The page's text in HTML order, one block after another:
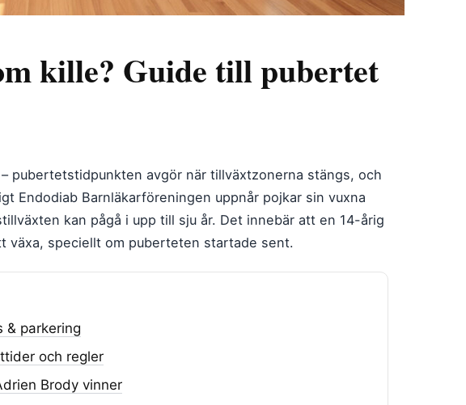
kille? Guide till pubertet
pubertetstidpunkten avgör när tillväxtzonerna stängs, och
Endodiab Barnläkarföreningen uppnår pojkar sin vuxna
kan pågå i upp till sju år. Det innebär att en 14-årig
växa, speciellt om puberteten startade sent.
& parkering
och regler
Brody vinner